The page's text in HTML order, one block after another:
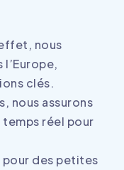
nous
clés.
nous assurons
temps réel pour
pour des petites